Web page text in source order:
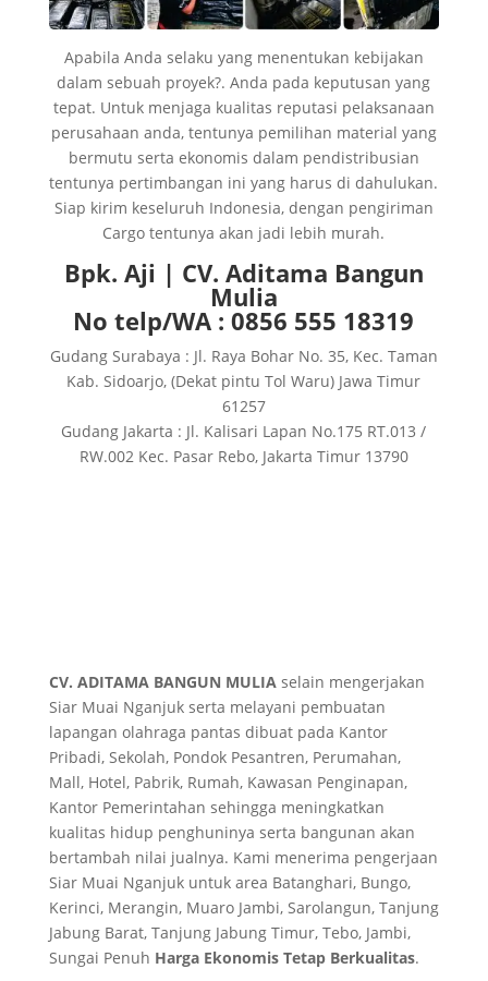
Apabila Anda selaku yang menentukan kebijakan
dalam sebuah proyek?. Anda pada keputusan yang
tepat. Untuk menjaga kualitas reputasi pelaksanaan
perusahaan anda, tentunya pemilihan material yang
bermutu serta ekonomis dalam pendistribusian
tentunya pertimbangan ini yang harus di dahulukan.
Siap kirim keseluruh Indonesia, dengan pengiriman
Cargo tentunya akan jadi lebih murah.
Bpk. Aji | CV. Aditama Bangun
Mulia
No telp/WA : 0856 555 18319
Gudang Surabaya : Jl. Raya Bohar No. 35, Kec. Taman
Kab. Sidoarjo, (Dekat pintu Tol Waru) Jawa Timur
61257
Gudang Jakarta : Jl. Kalisari Lapan No.175 RT.013 /
RW.002 Kec. Pasar Rebo, Jakarta Timur 13790
CV. ADITAMA BANGUN MULIAselain mengerjakan
Siar Muai Nganjuk serta melayani pembuatan
lapangan olahraga pantas dibuat pada Kantor
Pribadi, Sekolah, Pondok Pesantren, Perumahan,
Mall, Hotel, Pabrik, Rumah, Kawasan Penginapan,
Kantor Pemerintahan sehingga meningkatkan
kualitas hidup penghuninya serta bangunan akan
bertambah nilai jualnya. Kami menerima pengerjaan
Siar Muai Nganjuk untuk area Batanghari, Bungo,
Kerinci, Merangin, Muaro Jambi, Sarolangun, Tanjung
Jabung Barat, Tanjung Jabung Timur, Tebo, Jambi,
Sungai Penuh Harga Ekonomis Tetap Berkualitas.